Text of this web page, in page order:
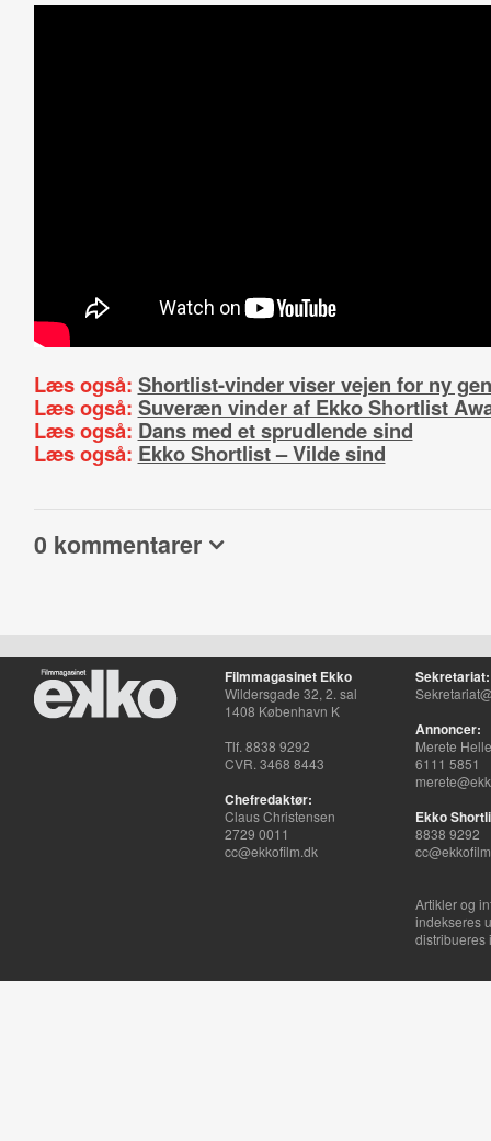
Læs også: Shortlist-vinder viser vejen for ny
Læs også: Suveræn vinder af Ekko Shortlist
Læs også: Dans med et sprudlende sind
Læs også: Ekko Shortlist – Vilde sind
0 kommentarer
Filmmagasinet Ekko
Wildersgade 32, 2. sal
1408 København K
Tlf. 8838 9292
CVR. 3468 8443
Chefredaktør:
Claus Christensen
2729 0011
cc@ekkofilm.dk
Sekretariat:
Annoncer:
Merete
6111 5851
Ekko
8838 9292
Artikler og
indekseres
distribueres